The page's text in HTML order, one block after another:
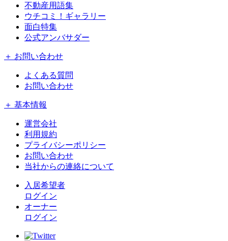
不動産用語集
ウチコミ！ギャラリー
面白特集
公式アンバサダー
＋ お問い合わせ
よくある質問
お問い合わせ
＋ 基本情報
運営会社
利用規約
プライバシーポリシー
お問い合わせ
当社からの連絡について
入居希望者
ログイン
オーナー
ログイン